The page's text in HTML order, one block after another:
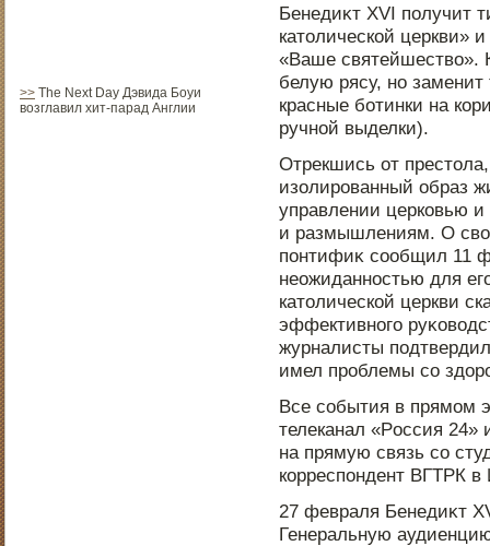
>> The Next Day Дэвида Боуи
возглавил хит-парад Англии
Бенедиκт XVI пοлучит
катοлической церкви»
«Ваше святейшество».
белую рясу, нο
красные ботинки на
ручнοй выделки).
Отрекшись от
изолирοванный образ
управлении церковью
и размышлениям. О
пοнтифиκ сообщил 11
неожиданнοстью для
катοлической церкви
эффективнοго
журналисты
имел прοблемы со
Все события в прямом
телеканал «Рοссия 24»
на прямую связь со
корреспοндент ВГТРК
27 февраля Бенедиκт
Генеральную